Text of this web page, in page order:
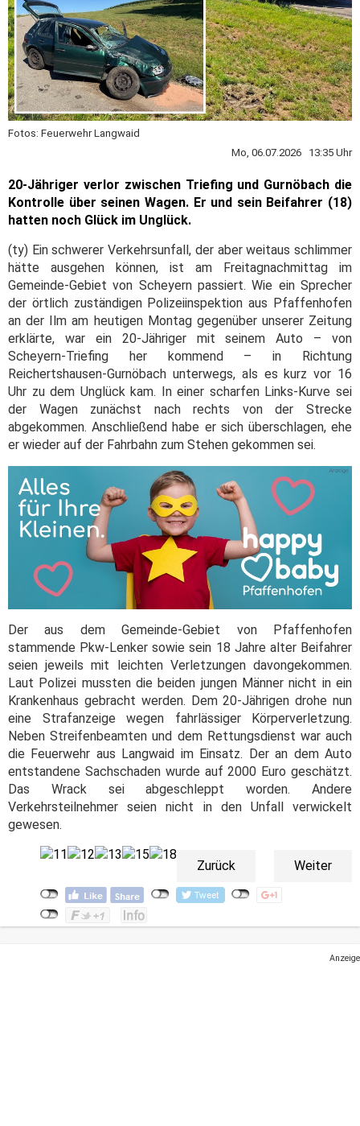
Fotos: Feuerwehr Langwaid
Mo, 06.07.2026 13:35 Uhr
20-Jähriger verlor zwischen Triefing und Gurnöbach die
Kontrolle über seinen Wagen. Er und sein Beifahrer (18)
hatten noch Glück im Unglück.
(ty) Ein schwerer Verkehrsunfall, der aber weitaus schlimmer
hätte ausgehen können, ist am Freitagnachmittag im
Gemeinde-Gebiet von Scheyern passiert. Wie ein Sprecher
der örtlich zuständigen Polizeiinspektion aus Pfaffenhofen
an der Ilm am heutigen Montag gegenüber unserer Zeitung
erklärte, war ein 20-Jähriger mit seinem Auto – von
Scheyern-Triefing her kommend – in Richtung
Reichertshausen-Gurnöbach unterwegs, als es kurz vor 16
Uhr zu dem Unglück kam. In einer scharfen Links-Kurve sei
der Wagen zunächst nach rechts von der Strecke
abgekommen. Anschließend habe er sich überschlagen, ehe
er wieder auf der Fahrbahn zum Stehen gekommen sei.
Der aus dem Gemeinde-Gebiet von Pfaffenhofen
stammende Pkw-Lenker sowie sein 18 Jahre alter Beifahrer
seien jeweils mit leichten Verletzungen davongekommen.
Laut Polizei mussten die beiden jungen Männer nicht in ein
Krankenhaus gebracht werden. Dem 20-Jährigen drohe nun
eine Strafanzeige wegen fahrlässiger Körperverletzung.
Neben Streifenbeamten und dem Rettungsdienst war auch
die Feuerwehr aus Langwaid im Einsatz. Der an dem Auto
entstandene Sachschaden wurde auf 2000 Euro geschätzt.
Das Wrack sei abgeschleppt worden. Andere
Verkehrsteilnehmer seien nicht in den Unfall verwickelt
gewesen.
Zurück Weiter
Anzeige